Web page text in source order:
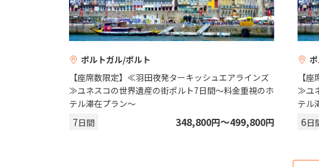
ポルトガル/ポルト
【座席数限定】≪羽田夜発ターキッシュエアラインズ
≫ユネスコの世界遺産の街ポルト7日間～料金重視のホ
テル滞在プラン～
7日間 348,800円〜499,800円
【
≫ユ
テル
6日